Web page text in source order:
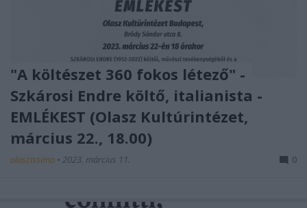
"A költészet 360 fokos létező" -
Szkárosi Endre költő, italianista -
EMLÉKEST (Olasz Kultúrintézet,
március 22., 18.00)
olaszissimo • 2023. március 11. 0